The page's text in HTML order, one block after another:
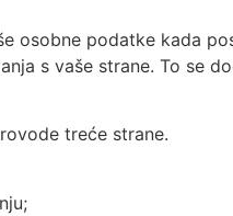
osobne podatke kada
s vaše strane. To se
treće strane.